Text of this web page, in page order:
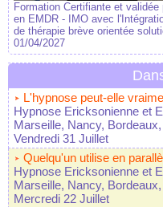
Formation Certifiante et
en EMDR - IMO avec
de thérapie brève orientée
01/04/2027
L'hypnose peut-elle
Hypnose Ericksonienne et
Marseille, Nancy,
Vendredi 31 Juillet
Quelqu'un utilise en
Hypnose Ericksonienne et
Marseille, Nancy,
Mercredi 22 Juillet